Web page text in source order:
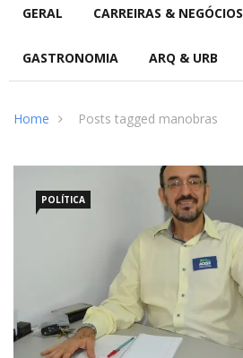
GERAL CARREIRAS & NEGÓCIOS
GASTRONOMIA ARQ & URB
Home Posts tagged manobras
POLÍTICA